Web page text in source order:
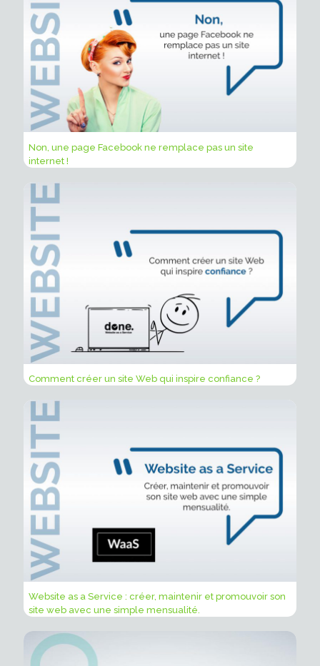
Non, une page Facebook ne remplace pas un site
internet !
Comment créer un site Web qui inspire confiance ?
Website as a Service : créer, maintenir et promouvoir son
site web avec une simple mensualité.